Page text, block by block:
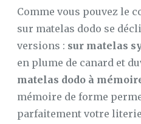
CONFORT
MAISON
LE
SOMMEIL
Comme vous pouvez le
sur matelas dodo se
versions : sur matelas
en plume de canard et
matelas dodo à
mémoire de forme
parfaitement votre